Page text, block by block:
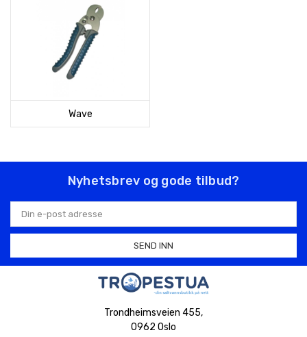
Wave
Nyhetsbrev og gode tilbud?
E-
postadresse
Trondheimsveien 455,
0962 Oslo